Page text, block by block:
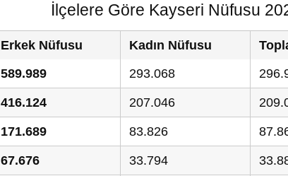
İlçelere Göre Kayseri Nüfusu
Erkek Nüfusu Kadın Nüfusu
589.989 293.068
416.124 207.046
171.689 83.826
67.676 33.794